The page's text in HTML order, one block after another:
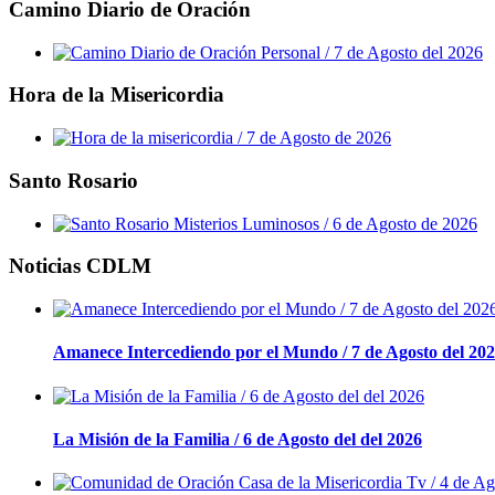
Camino Diario de Oración
Hora de la Misericordia
Santo Rosario
Noticias CDLM
Amanece Intercediendo por el Mundo / 7 de Agosto del
La Misión de la Familia / 6 de Agosto del del 2026